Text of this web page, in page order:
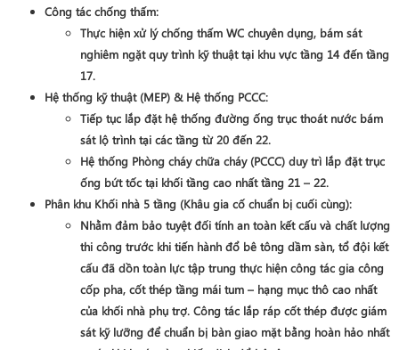
Công tác chống thấm:
Thực hiện xử lý chống thấm WC chuyên dụng, bám sát
nghiêm ngặt quy trình kỹ thuật tại khu vực tầng 14 đến tầng
17.
Hệ thống kỹ thuật (MEP) & Hệ thống PCCC:
Tiếp tục lắp đặt hệ thống đường ống trục thoát nước bám
sát lộ trình tại các tầng từ20 đến 22.
Hệ thống Phòng cháy chữa cháy (PCCC) duy trì lắp đặt trục
ống bứt tốc tại khối tầng cao nhấttầng 21 – 22.
Phân khu Khối nhà 5 tầng (Khâu gia cố chuẩn bị cuối cùng):
Nhằm đảm bảo tuyệt đối tính an toàn kết cấu và chất lượng
thi công trước khi tiến hành đổ bê tông dầm sàn, tổ đội kết
cấu đã dồn toàn lực tập trung thực hiện công tác gia công
cốp pha, cốt thép tầng mái tum – hạng mục thô cao nhất
của khối nhà phụ trợ. Công tác lắp ráp cốt thép được giám
sát kỹ lưỡng để chuẩn bị bàn giao mặt bằng hoàn hảo nhất